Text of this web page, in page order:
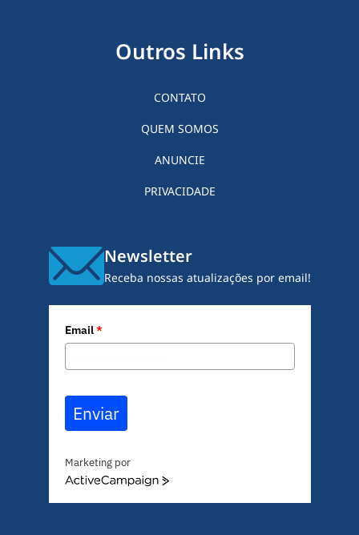
Outros Links
CONTATO
QUEM SOMOS
ANUNCIE
PRIVACIDADE
Newsletter
Receba nossas atualizações por email!
Email*
Enviar
Marketing por
A